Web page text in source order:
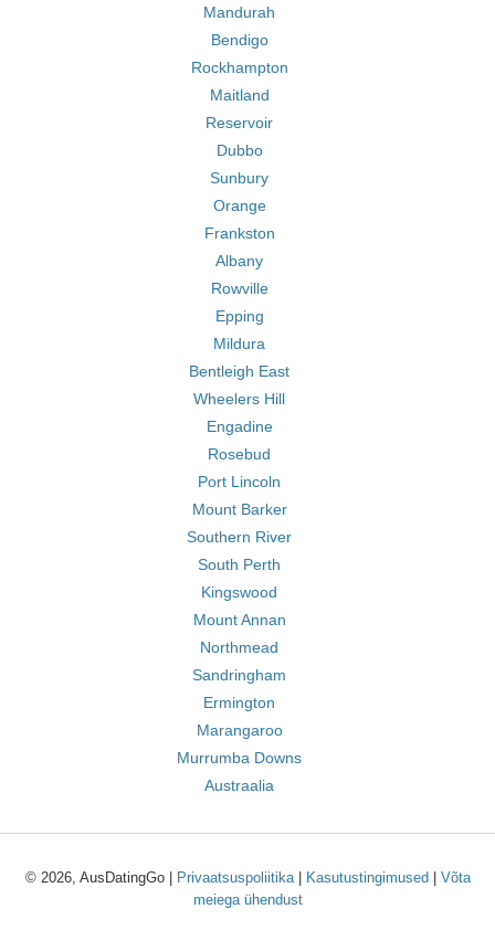
Mandurah
Bendigo
Rockhampton
Maitland
Reservoir
Dubbo
Sunbury
Orange
Frankston
Albany
Rowville
Epping
Mildura
Bentleigh East
Wheelers Hill
Engadine
Rosebud
Port Lincoln
Mount Barker
Southern River
South Perth
Kingswood
Mount Annan
Northmead
Sandringham
Ermington
Marangaroo
Murrumba Downs
Austraalia
© 2026, AusDatingGo | Privaatsuspoliitika| Kasutustingimused
Võta
meiega ühendust